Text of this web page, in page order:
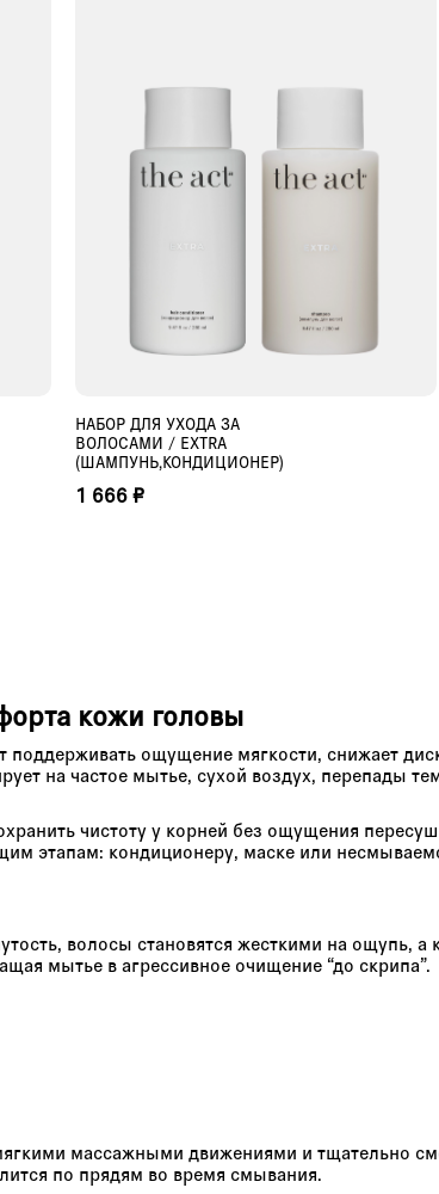
ДОБАВИТЬ В КОРЗИНУ
НАБОР ДЛЯ УХОДА ЗА
ВОЛОСАМИ / EXTRA
(ШАМПУНЬ,КОНДИЦИОНЕР)
1 666 ₽
кожи головы
ощущение мягкости, снижает
на частое мытье, сухой воздух, перепады
чистоту у корней без ощущения
этапам: кондиционеру, маске или
волосы становятся жесткими на ощупь,
мытье в агрессивное очищение “до скрипа”.
массажными движениями и тщательно
по прядям во время смывания.